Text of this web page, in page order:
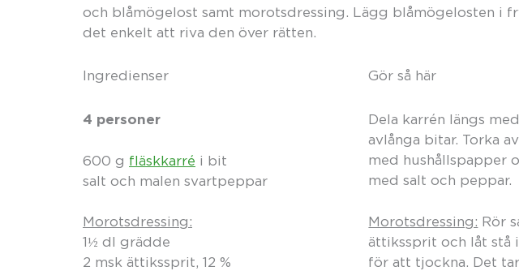
och blåmögelost samt morotsdressing. Lägg blåmögelosten i
det enkelt att riva den över rätten.
Ingredienser
4 personer
600 g fläskkarré i bit
salt och malen svartpeppar
Morotsdressing:
1½ dl grädde
2 msk ättikssprit, 12 %
Gör så här
Dela karrén längs
avlånga bitar. Torka
med hushållspapper
med salt och peppar.
Morotsdressing: Rör
ättikssprit och låt stå
för att tjockna. Det